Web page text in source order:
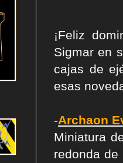
¡Feliz
Sigmar en
cajas de
esas
-Archaon
Miniatura
redonda